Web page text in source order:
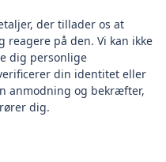
der tillader os at
på den. Vi kan ikke
dig personlige
din identitet eller
anmodning og bekræfter,
dig.